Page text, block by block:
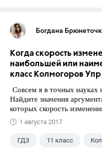
Богдана
Когда скорость
наибольшей или
класс Колмогоров Упр
Совсем я в точных науках
Найдите значения
которых скорость
1 августа 2017
ГДЗ 11 класс